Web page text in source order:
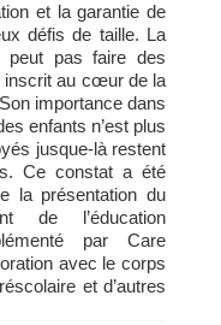
et la garantie de
défis de taille. La
pas faire des
inscrit au cœur de la
importance dans
enfants n’est plus
jusque-là restent
Ce constat a été
la présentation du
de l’éducation
par Care
avec le corps
et d’autres